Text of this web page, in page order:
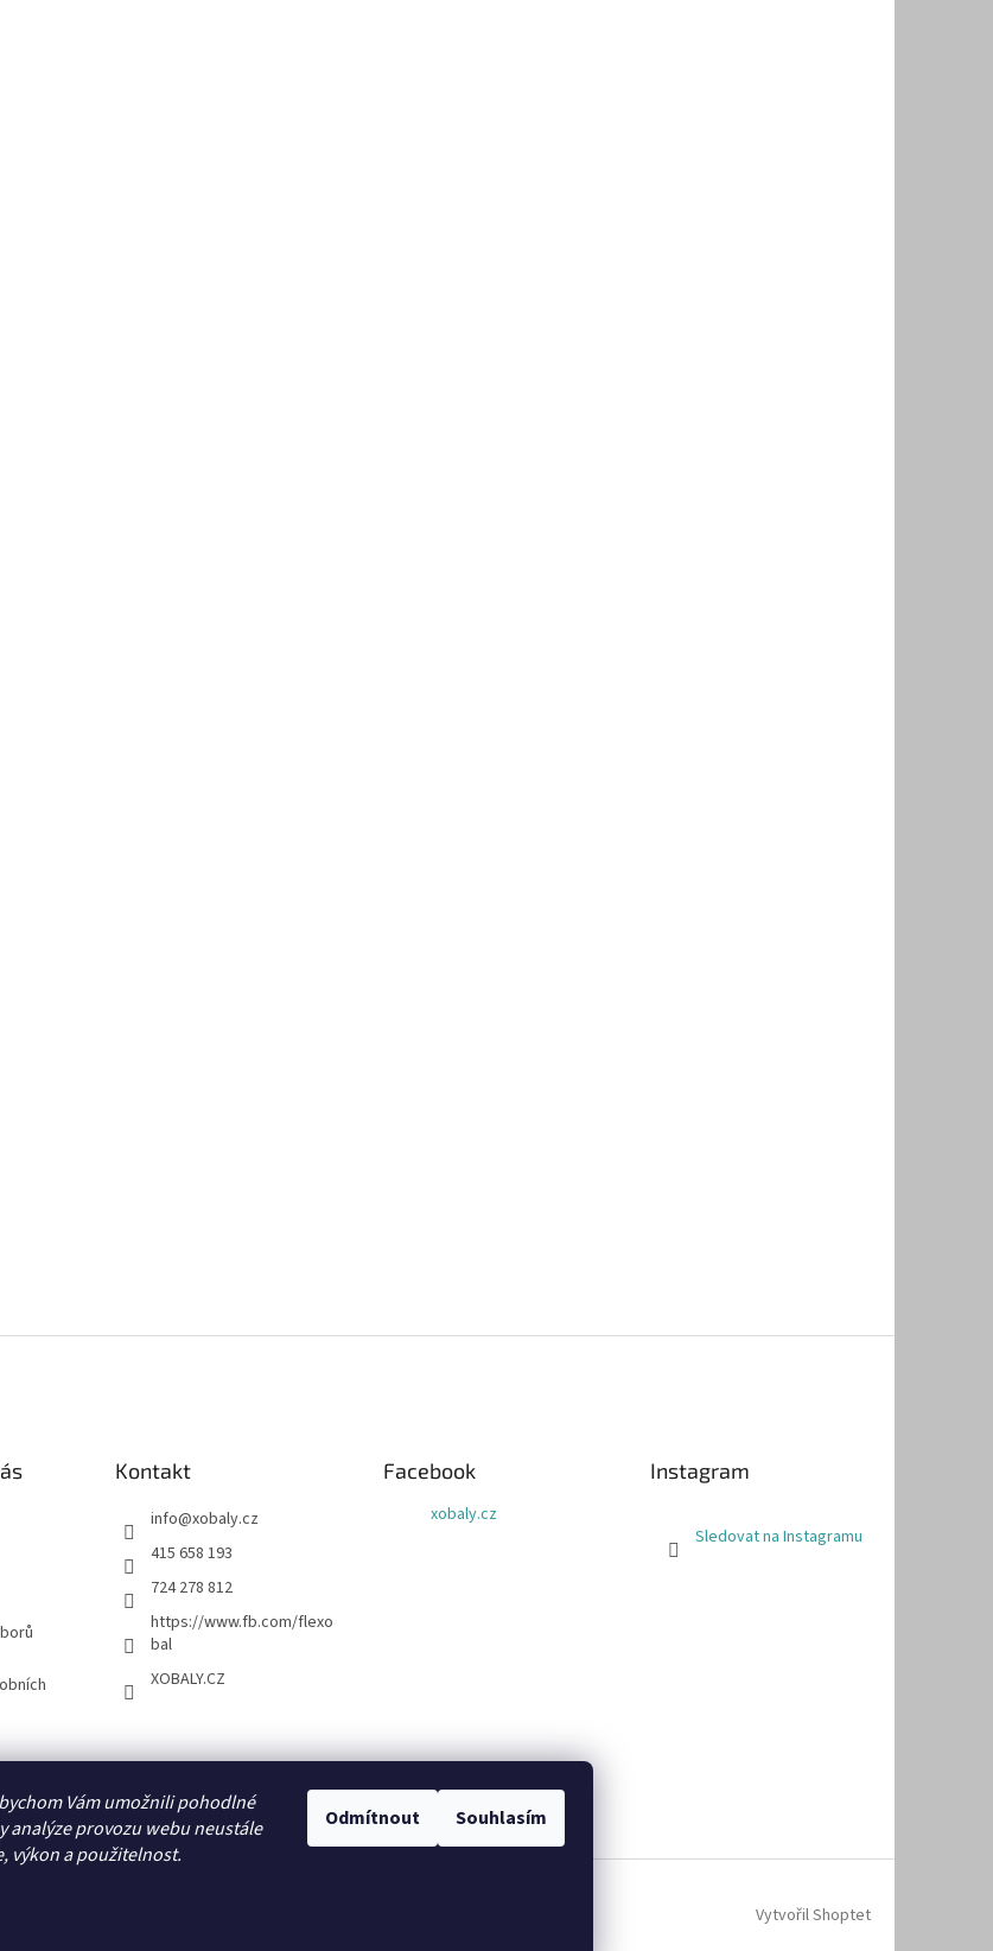
Vám umožnili pohodlné
analýze provozu webu neustále
výkon a použitelnost.
Odmítnout Souhlasím
Kontakt
info@xobaly.cz
415 658 193
724 278 812
https://www.fb.com/flexo
bal
XOBALY.CZ
Facebook
xobaly.cz
Instagram
Sledovat na Instagramu
FLEXOBAL KATRIN
Vytvořil Shoptet